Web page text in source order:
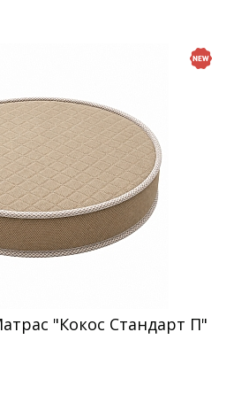
"Кокос Стандарт П"